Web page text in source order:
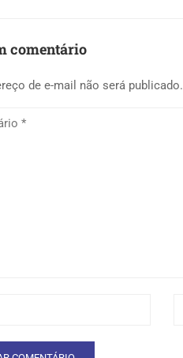
comentário
de e-mail não será publicado.